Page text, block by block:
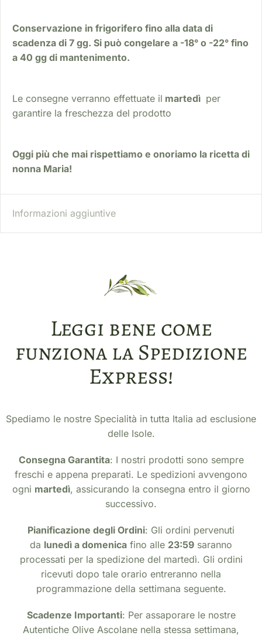
Conservazione in frigorifero fino alla data di
scadenza di 7 gg. Si può congelare a -18° o -22° fino
a 40 gg di mantenimento.
Le consegne verranno effettuate il martedì per
garantire la freschezza del prodotto
Oggi più che mai rispettiamo e onoriamo la ricetta di
nonna Maria!
Informazioni aggiuntive
Leggi bene come
funziona la Spedizione
Express!
Spediamo le nostre Specialità in tutta Italia ad esclusione
delle Isole.
Consegna Garantita: I nostri prodotti sono sempre
freschi e appena preparati. Le spedizioni avvengono
ogni martedì, assicurando la consegna entro il giorno
successivo.
Pianificazione degli Ordini: Gli ordini pervenuti
da lunedì a domenica fino alle 23:59 saranno
processati per la spedizione del martedì. Gli ordini
ricevuti dopo tale orario entreranno nella
programmazione della settimana seguente.
Scadenze Importanti: Per assaporare le nostre
Autentiche Olive Ascolane nella stessa settimana,